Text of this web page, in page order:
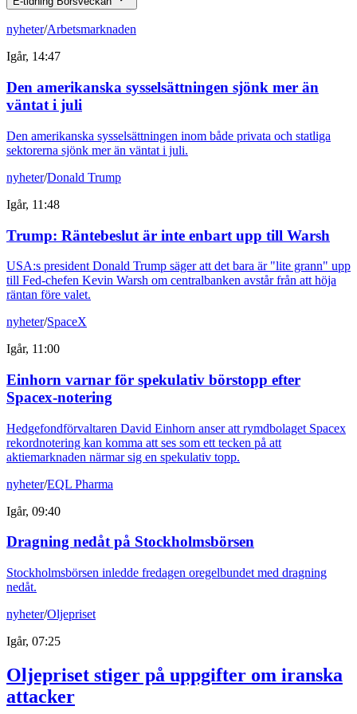
nyheter/Arbetsmarknaden
Igår, 14:47
Den amerikanska sysselsättningen sjönk mer än
väntat i juli
Den amerikanska sysselsättningen inom både privata och statliga
sektorerna sjönk mer än väntat i juli.
nyheter/Donald Trump
Igår, 11:48
Trump: Räntebeslut är inte enbart upp till Warsh
USA:s president Donald Trump säger att det bara är "lite grann" upp
till Fed-chefen Kevin Warsh om centralbanken avstår från att höja
räntan före valet.
nyheter/SpaceX
Igår, 11:00
Einhorn varnar för spekulativ börstopp efter
Spacex-notering
Hedgefondförvaltaren David Einhorn anser att rymdbolaget Spacex
rekordnotering kan komma att ses som ett tecken på att
aktiemarknaden närmar sig en spekulativ topp.
nyheter/EQL Pharma
Igår, 09:40
Dragning nedåt på Stockholmsbörsen
Stockholmsbörsen inledde fredagen oregelbundet med dragning
nedåt.
nyheter/Oljepriset
Igår, 07:25
Oljepriset stiger på uppgifter om iranska
attacker